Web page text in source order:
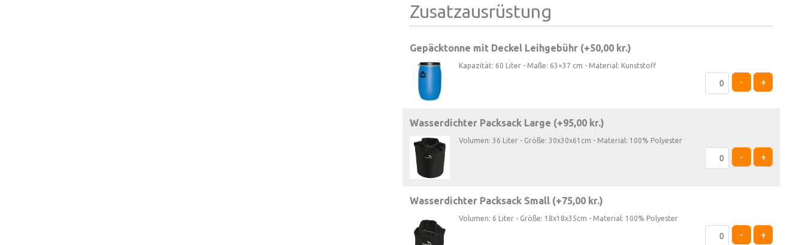
Zusatzausrüstung
Gepäcktonne mit Deckel Leihgebühr (+50,00 kr.)
Kapazität: 60 Liter - Maße: 63×37 cm - Material: Kunststoff
- +
Wasserdichter Packsack Large (+95,00 kr.)
Volumen: 36 Liter - Größe: 30x30x61cm - Material: 100% Polyester
- +
Wasserdichter Packsack Small (+75,00 kr.)
Volumen: 6 Liter - Größe: 18x18x35cm - Material: 100% Polyester
- +